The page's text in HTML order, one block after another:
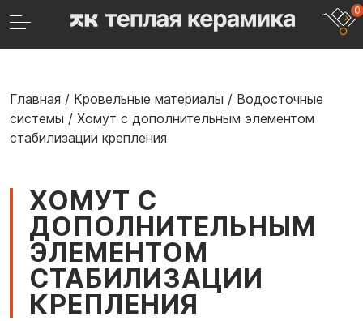
0
Главная / Кровельные материалы / Водосточные
системы / Хомут с дополнительным элементом
стабилизации крепления
ХОМУТ С
ДОПОЛНИТЕЛЬНЫМ
ЭЛЕМЕНТОМ
СТАБИЛИЗАЦИИ
КРЕПЛЕНИЯ